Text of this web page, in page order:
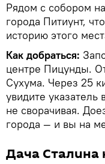
Рядом с собором
города Питиунт,
историю этого
Как добраться:
центре Пицунды.
Сухума. Через 25
увидите
не сворачивая.
города — и вы на
Дача Сталина